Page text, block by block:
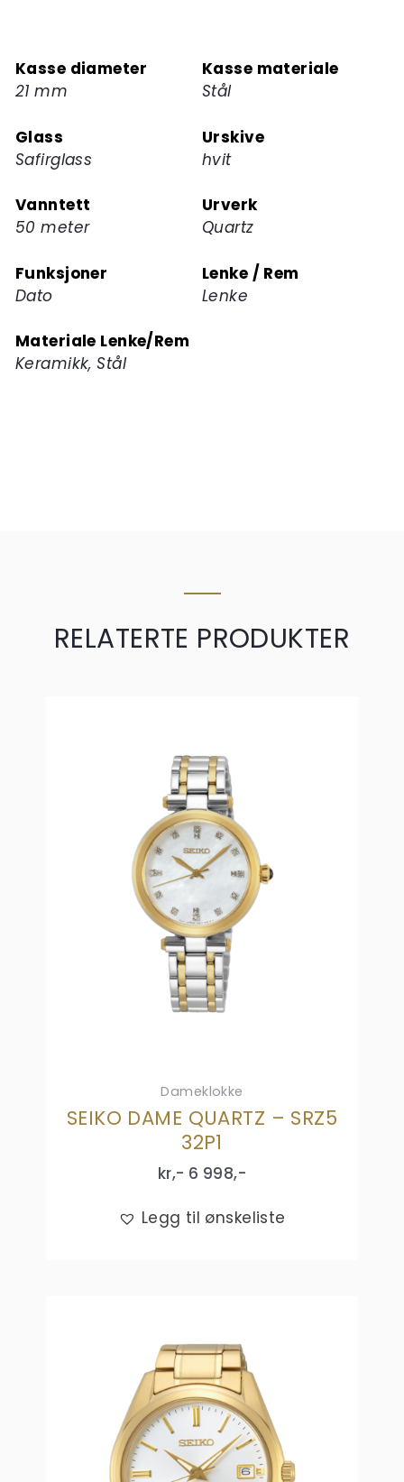
ventelisten
for
produktet
Kasse diameter
21 mm
Kasse materiale
Stål
Glass
Safirglass
Urskive
hvit
Vanntett
50 meter
Urverk
Quartz
Funksjoner
Dato
Lenke / Rem
Lenke
Materiale Lenke/Rem
Keramikk, Stål
RELATERTE PRODUKTER
Dameklokke
SEIKO DAME QUARTZ – SRZ5
32P1
kr,- 6 998,-
Legg til ønskeliste